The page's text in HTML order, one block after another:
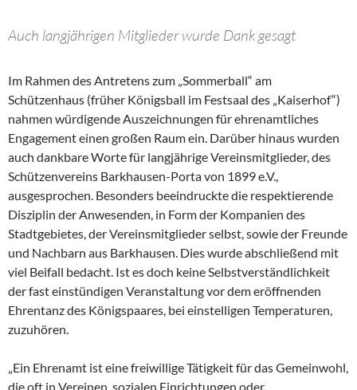
Auch langjährigen Mitglieder wurde Dank gesagt
Im Rahmen des Antretens zum „Sommerball“ am
Schützenhaus (früher Königsball im Festsaal des „Kaiserhof“)
nahmen würdigende Auszeichnungen für ehrenamtliches
Engagement einen großen Raum ein. Darüber hinaus wurden
auch dankbare Worte für langjährige Vereinsmitglieder, des
Schützenvereins Barkhausen-Porta von 1899 e.V.,
ausgesprochen. Besonders beeindruckte die respektierende
Disziplin der Anwesenden, in Form der Kompanien des
Stadtgebietes, der Vereinsmitglieder selbst, sowie der Freunde
und Nachbarn aus Barkhausen. Dies wurde abschließend mit
viel Beifall bedacht. Ist es doch keine Selbstverständlichkeit
der fast einstündigen Veranstaltung vor dem eröffnenden
Ehrentanz des Königspaares, bei einstelligen Temperaturen,
zuzuhören.
„Ein Ehrenamt ist eine freiwillige Tätigkeit für das Gemeinwohl,
die oft in Vereinen, sozialen Einrichtungen oder